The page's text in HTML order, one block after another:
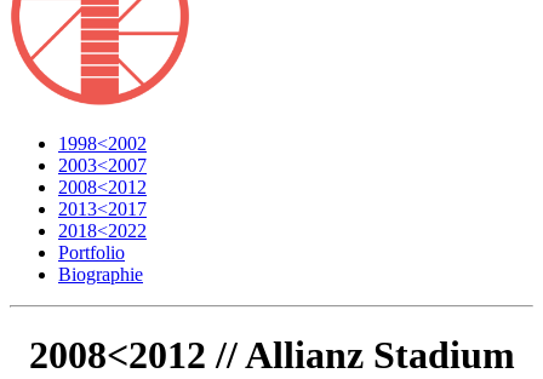
1998<2002
2003<2007
2008<2012
2013<2017
2018<2022
Portfolio
Biographie
2008<2012 //Allianz Stadium